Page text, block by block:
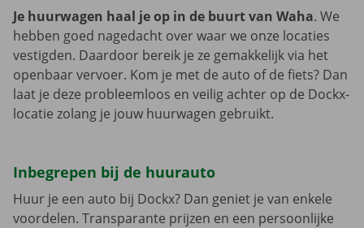
Je huurwagen haal je op in de buurt van Waha. We
hebben goed nagedacht over waar we onze locaties
vestigden. Daardoor bereik je ze gemakkelijk via het
openbaar vervoer. Kom je met de auto of de fiets? Dan
laat je deze probleemloos en veilig achter op de Dockx-
locatie zolang je jouw huurwagen gebruikt.
Inbegrepen bij de huurauto
Huur je een auto bij Dockx? Dan geniet je van enkele
voordelen. Transparante prijzen en een persoonlijke